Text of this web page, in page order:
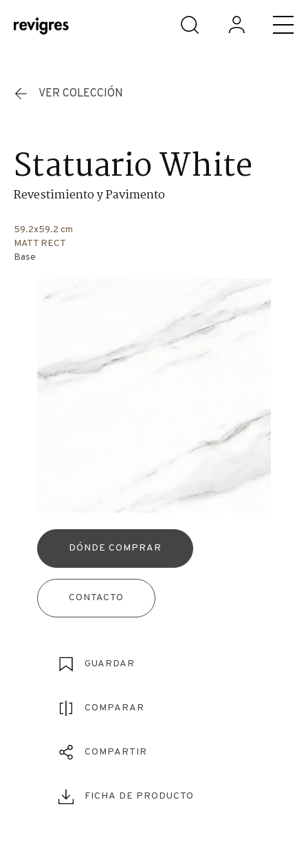
Saltar al contenido principal
VER COLECCIÓN
Statuario White
Revestimiento y Pavimento
59.2x59.2 cm
MATT RECT
Base
DÓNDE COMPRAR
CONTACTO
GUARDAR
COMPARAR
COMPARTIR
FICHA DE PRODUCTO